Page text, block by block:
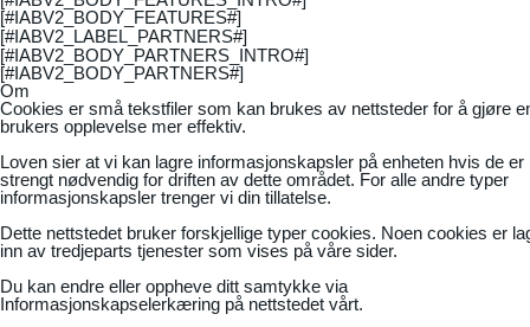
[#IABV2_BODY_FEATURES#]
[#IABV2_LABEL_PARTNERS#]
[#IABV2_BODY_PARTNERS_INTRO#]
[#IABV2_BODY_PARTNERS#]
Om
Cookies er små tekstfiler som kan brukes av nettsteder for å gjøre
brukers opplevelse mer effektiv.
Loven sier at vi kan lagre informasjonskapsler på enheten hvis de er
strengt nødvendig for driften av dette området. For alle andre typer
informasjonskapsler trenger vi din tillatelse.
Dette nettstedet bruker forskjellige typer cookies. Noen cookies er
inn av tredjeparts tjenester som vises på våre sider.
Du kan endre eller oppheve ditt samtykke via
Informasjonskapselerkæring på nettstedet vårt.